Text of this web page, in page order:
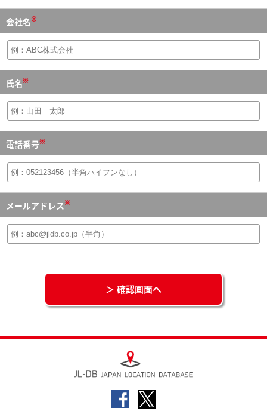
会社名※
氏名※
電話番号※
メールアドレス※
＞ 確認画面へ